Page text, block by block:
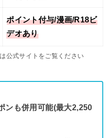
ポイント付与/漫画/R18ビ
デオあり
公式サイトをご覧ください
ンも併用可能(最大2,250